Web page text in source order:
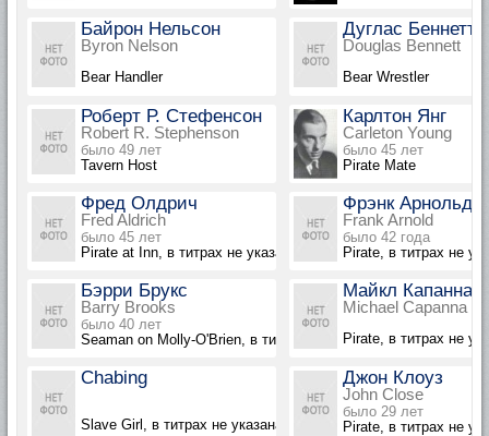
Байрон Нельсон
Byron Nelson
Bear Handler
Дуглас Беннетт
Douglas Bennett
Bear Wrestler
Роберт Р. Стефенсон
Robert R. Stephenson
было 49 лет
Tavern Host
Карлтон Янг
Carleton Young
было 45 лет
Pirate Mate
Фред Олдрич
Fred Aldrich
было 45 лет
Pirate at Inn, в титрах не указан
Фрэнк Арнольд
Frank Arnold
было 42 года
Pirate, в титрах не
Бэрри Брукс
Barry Brooks
было 40 лет
Seaman on Molly-O'Brien, в титрах не указан
Майкл Капанна
Michael Capanna
Pirate, в титрах не
Chabing
Slave Girl, в титрах не указана
Джон Клоуз
John Close
было 29 лет
Pirate, в титрах не